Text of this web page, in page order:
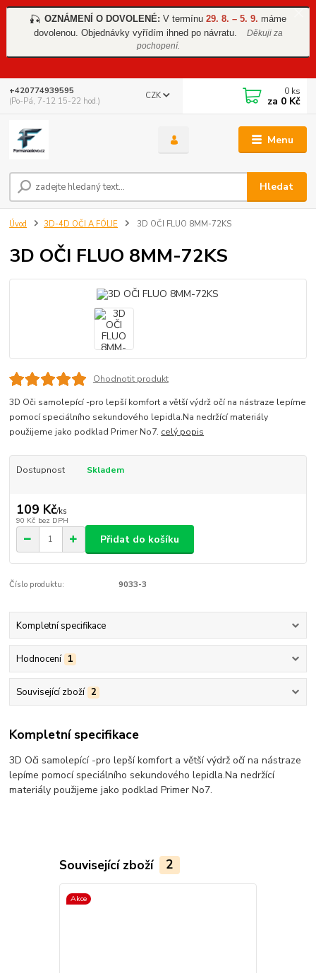
🎣 OZNÁMENÍ O DOVOLENÉ: V termínu 29. 8. – 5. 9. máme
dovolenou. Objednávky vyřídím ihned po návratu.
Děkuji za
pochopení.
Menu
CZK
Hledat
+420774939595
(Po-Pá, 7-12 15-22 hod.)
0 ks
za 0 Kč
Úvod 3D-4D OČI A FÓLIE 3D OČI FLUO 8MM-72KS
3D OČI FLUO 8MM-72KS
Ohodnotit produkt
3D Oči samolepící -pro lepší komfort a větší výdrž očí na nástraze lepíme
pomocí speciálního sekundového lepidla.Na nedržící materiály
použijeme jako podklad Primer No7. celý popis
Dostupnost Skladem
109 Kč/ks
90 Kč bez DPH
Přidat do košíku
Číslo produktu: 9033-3
Kompletní specifikace
Hodnocení 1
Související zboží 2
Kompletní specifikace
3D Oči samolepící -pro lepší komfort a větší výdrž očí na nástraze
lepíme pomocí speciálního sekundového lepidla.Na nedržící
materiály použijeme jako podklad Primer No7.
Související zboží 2
Akce